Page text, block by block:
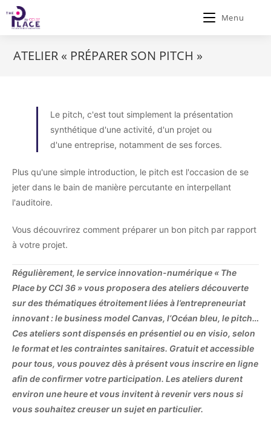
Menu
ATELIER « PRÉPARER SON PITCH »
Le pitch, c'est tout simplement la présentation
synthétique d'une activité, d'un projet ou
d'une entreprise, notamment de ses forces.
Plus qu'une simple introduction, le pitch est l'occasion de se
jeter dans le bain de manière percutante en interpellant
l'auditoire.
Vous découvrirez comment préparer un bon pitch par rapport
à votre projet.
Régulièrement, le service innovation-numérique « The
Place by CCI 36 » vous proposera des ateliers découverte
sur des thématiques étroitement liées à l’entrepreneuriat
innovant : le business model Canvas, l’Océan bleu, le pitch…
Ces ateliers sont dispensés en présentiel ou en visio, selon
le format et les contraintes sanitaires. Gratuit et accessible
pour tous, vous pouvez dès à présent vous inscrire en ligne
afin de confirmer votre participation. Les ateliers durent
environ une heure et vous invitent à revenir vers nous si
vous souhaitez creuser un sujet en particulier.